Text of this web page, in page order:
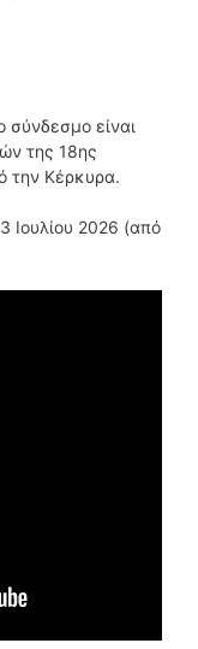
σύνδεσμο είναι
της 18ης
την Κέρκυρα.
Ιουλίου 2026 (από